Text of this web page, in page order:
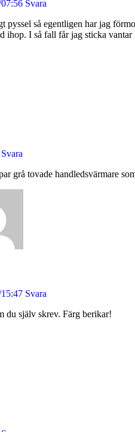
Svara
pyssel så egentligen har jag
ihop. I så fall får jag sticka vantar
Svara
grå tovade handledsvärmare
Svara
du själv skrev. Färg berikar!